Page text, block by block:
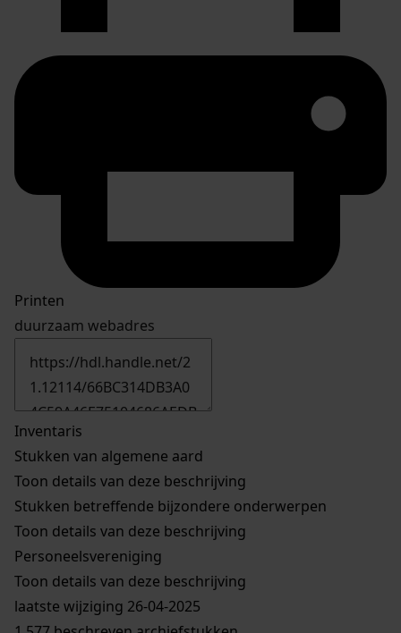
Printen
duurzaam webadres
Inventaris
Stukken van algemene aard
Toon details van deze beschrijving
Stukken betreffende bijzondere onderwerpen
Toon details van deze beschrijving
Personeelsvereniging
Toon details van deze beschrijving
laatste wijziging 26-04-2025